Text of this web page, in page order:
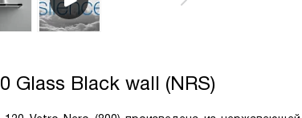
Glass Black wall (NRS)